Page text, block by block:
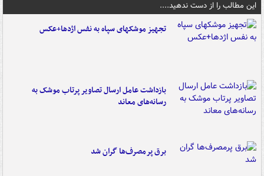
این مطالب را از دست ندهید....
تجهیز موشکهای سپاه به نفس اژدها+عکس
بازداشت عامل ارسال تصاویر پرتاب موشک به
رسانه‌های معاند
برق پرمصرف‌ها گران شد